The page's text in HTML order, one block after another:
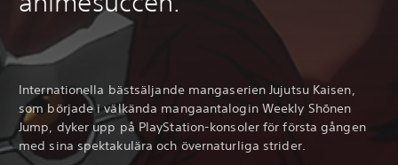
Internationella bästsäljande mangaserien Jujutsu Kaisen,
som började i välkända mangaantalogin Weekly Shōnen
Jump, dyker upp på PlayStation-konsoler för första gången
med sina spektakulära och övernaturliga strider.